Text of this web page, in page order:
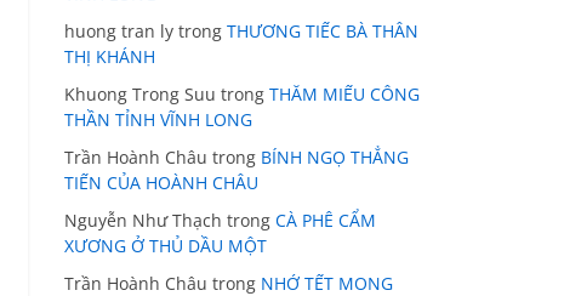
huong tran ly trong THƯƠNG TIẾC BÀ THÂN
THỊ KHÁNH
Khuong Trong Suu trong THĂM MIẾU CÔNG
THẦN TỈNH VĨNH LONG
Trần Hoành Châu trong BÍNH NGỌ THẲNG
TIẾN CỦA HOÀNH CHÂU
Nguyễn Như Thạch trong CÀ PHÊ CẨM
XƯƠNG Ở THỦ DẦU MỘT
Trần Hoành Châu trong NHỚ TẾT MONG